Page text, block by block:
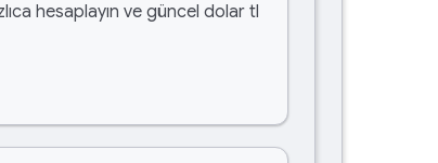
hesaplayın ve güncel dolar tl